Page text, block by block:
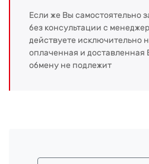
Если же Вы самостоятельно
без консультации с
действуете исключительно
оплаченная и доставленная
обмену не подлежит